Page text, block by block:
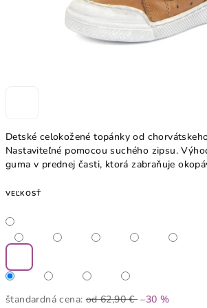
Detské celokožené topánky od
Nastaviteľné pomocou suchého zipsu.
guma v prednej časti, ktorá zabraňuje
VEĽKOSŤ
štandardná cena: od 62,90 € –30 %